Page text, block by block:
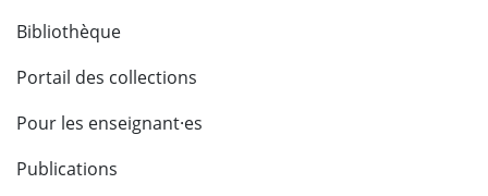
Bibliothèque
Portail des collections
Pour les enseignant·es
Publications